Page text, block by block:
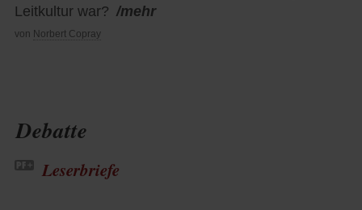
Leitkultur war? /mehr
von Norbert Copray
Debatte
Leserbriefe